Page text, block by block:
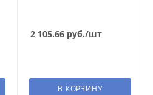
2 105.66руб./шт
В КОРЗИНУ